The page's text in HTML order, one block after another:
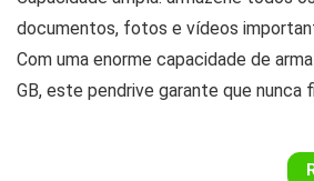
documentos, fotos e vídeos
Com uma enorme capacidade de
GB, este pendrive garante que nunca